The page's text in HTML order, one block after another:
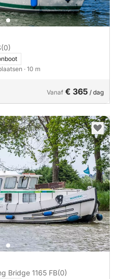
(0)
· 10 m
Vanaf € 365 / dag
Bridge 1165 FB(0)